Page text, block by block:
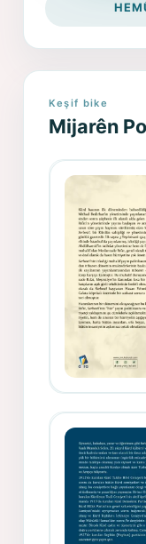
Keşif bike
Mijarên